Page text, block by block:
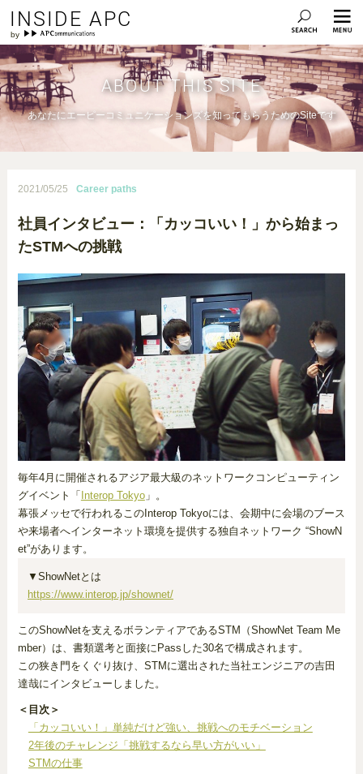
INSIDE APC
ABOUT THIS SITE
あなたにエーピーコミュニケーションズを知ってもらうためのSiteです
2021/05/25 Career paths
社員インタビュー：「カッコいい！」から始まっ
たSTMへの挑戦
毎年4月に開催されるアジア最大級のネットワークコンピューティン
グイベント「 Interop Tokyo」。
幕張メッセで行われるこのInterop Tokyoには、会期中に会場のブース
や来場者へインターネット環境を提供する独自ネットワーク “ShowN
et”があります。
▼ShowNetとは
https://www.interop.jp/shownet/
このShowNetを支えるボランティアであるSTM（ShowNet Team Me
mber）は、書類選考と面接にPassした30名で構成されます。
この狭き門をくぐり抜け、STMに選出された当社エンジニアの吉田
達哉にインタビューしました。
＜目次＞
「カッコいい！」単純だけど強い、挑戦へのモチベーション
2年後のチャレンジ「挑戦するなら早い方がいい」
STMの仕事